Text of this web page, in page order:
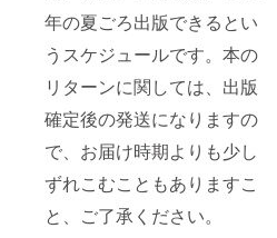
年の夏ごろ出版できるとい
うスケジュールです。本の
リターンに関しては、出版
確定後の発送になりますの
で、お届け時期よりも少し
ずれこむこともありますこ
と、ご了承ください。